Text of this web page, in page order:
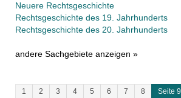
Neuere Rechtsgeschichte
Rechtsgeschichte des 19. Jahrhunderts
Rechtsgeschichte des 20. Jahrhunderts
andere Sachgebiete anzeigen »
1 2 3 4 5 6 7 8 Seite 9